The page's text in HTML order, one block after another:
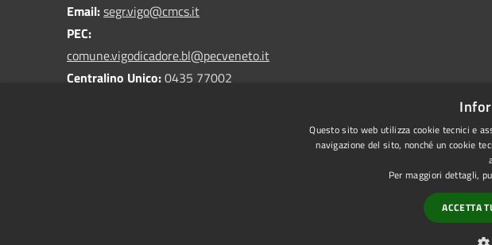
Email:segr.vigo@cmcs.it
PEC:
comune.vigodicadore.bl@pecveneto.it
Centralino Unico:0435 77002
Questo sito web utilizza cookie tecnici e
navigazione del sito, nonché un cookie
Per maggiori dettagli,
ACCETTA